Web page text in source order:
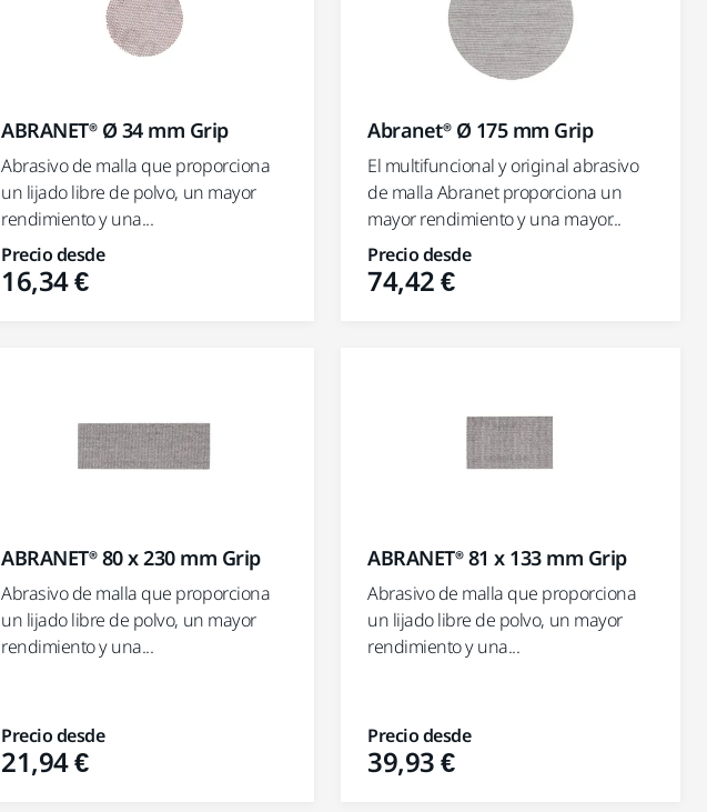
ABRANET® Ø 34 mm Grip
Abrasivo de malla que proporciona
un lijado libre de polvo, un mayor
rendimiento y una...
Precio desde
16,34 €
Abranet® Ø 175 mm Grip
El multifuncional y original abrasivo
de malla Abranet proporciona un
mayor rendimiento y una mayor...
Precio desde
74,42 €
ABRANET® 80 x 230 mm Grip
Abrasivo de malla que proporciona
un lijado libre de polvo, un mayor
rendimiento y una...
Precio desde
21,94 €
ABRANET® 81 x 133 mm Grip
Abrasivo de malla que proporciona
un lijado libre de polvo, un mayor
rendimiento y una...
Precio desde
39,93 €